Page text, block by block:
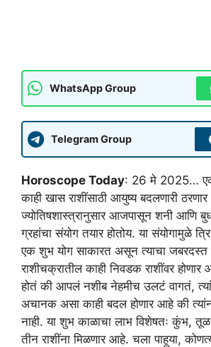
WhatsApp Group
Telegram Group
Horoscope Today: 26 मे 2025…
काही खास राशींसाठी आयुष्य बदलणारी
ज्योतिषशास्त्रानुसार आजपासून शनी आणि बुध
ग्रहांचा संयोग तयार होतोय. या संयोगामुळे
एक शुभ योग साकारत असून त्याचा जबरदस्त
राशीचक्रातील काही निवडक राशींवर होणार
होतं की आपलं नशीब नेहमीच उलटं वागतं,
अचानक असा काही बदल होणार आहे की
नाही. या शुभ काळाचा लाभ विशेषतः कुंभ,
तीन राशींना मिळणार आहे. चला पाहूया,